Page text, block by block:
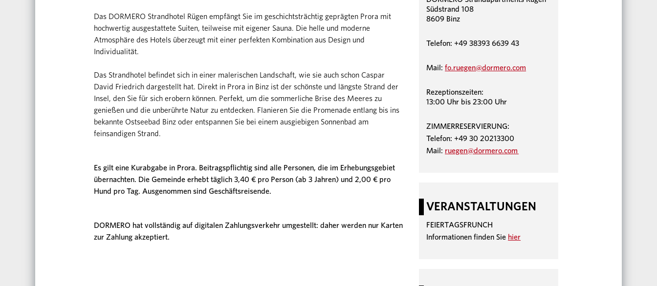
Das DORMERO Strandhotel Rügen empfängt Sie im geschichtsträchtig geprägten Prora mit
hochwertig ausgestattete Suiten, teilweise mit eigener Sauna. Die helle und moderne
Atmosphäre des Hotels überzeugt mit einer perfekten Kombination aus Design und
Individualität.
Das Strandhotel befindet sich in einer malerischen Landschaft, wie sie auch schon Caspar
David Friedrich dargestellt hat. Direkt in Prora in Binz ist der schönste und längste Strand der
Insel, den Sie für sich erobern können. Perfekt, um die sommerliche Brise des Meeres zu
genießen und die unberührte Natur zu entdecken. Flanieren Sie die Promenade entlang bis ins
bekannte Ostseebad Binz oder entspannen Sie bei einem ausgiebigen Sonnenbad am
feinsandigen Strand.
Es gilt eine Kurabgabe in Prora. Beitragspflichtig sind alle Personen, die im Erhebungsgebiet
übernachten. Die Gemeinde erhebt täglich 3,40 € pro Person (ab 3 Jahren) und 2,00 € pro
Hund pro Tag. Ausgenommen sind Geschäftsreisende.
DORMERO hat vollständig auf digitalen Zahlungsverkehr umgestellt: daher werden nur Karten
zur Zahlung akzeptiert.
Südstrand 108
8609 Binz
Telefon: +49 38393 6639 43
Mail:fo.ruegen@dormero.com
Rezeptionszeiten:
13:00 Uhr bis 23:00 Uhr
ZIMMERRESERVIERUNG:
Telefon: +49 30 20213300
Mail: ruegen@dormero.com
VERANSTALTUNGEN
FEIERTAGSFRUNCH
Informationen finden Sie hier